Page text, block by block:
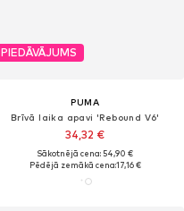
PIEDĀVĀJUMS
PUMA
Brīvā laika apavi 'Rebound V6'
34,32 €
Sākotnējā cena: 54,90 €
Pēdējā zemākā cena:17,16 €